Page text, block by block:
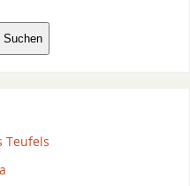
Suchen
Teufels